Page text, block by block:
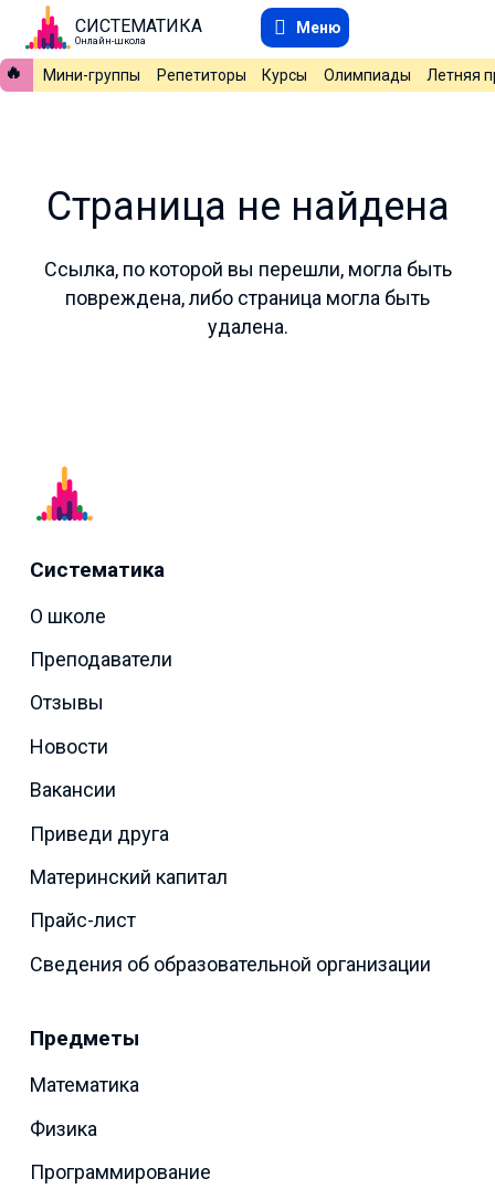
СИСТЕМАТИКА
Онлайн-школа
Меню
🔥 Мини-группы Репетиторы Курсы Олимпиады Летняя
Страница не найдена
Ссылка, по которой вы перешли, могла быть
повреждена, либо страница могла быть
удалена.
Систематика
О школе
Преподаватели
Отзывы
Новости
Вакансии
Приведи друга
Материнский капитал
Прайс-лист
Сведения об образовательной организации
Предметы
Математика
Физика
Программирование